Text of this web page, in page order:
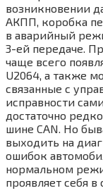
возникновении
АКПП, коробка
в аварийный
3-ей передаче.
чаще всего
U2064, а также
связанные с
исправности
достаточно
шине CAN. Но
выходить на
ошибок
нормальном
проявляет себя